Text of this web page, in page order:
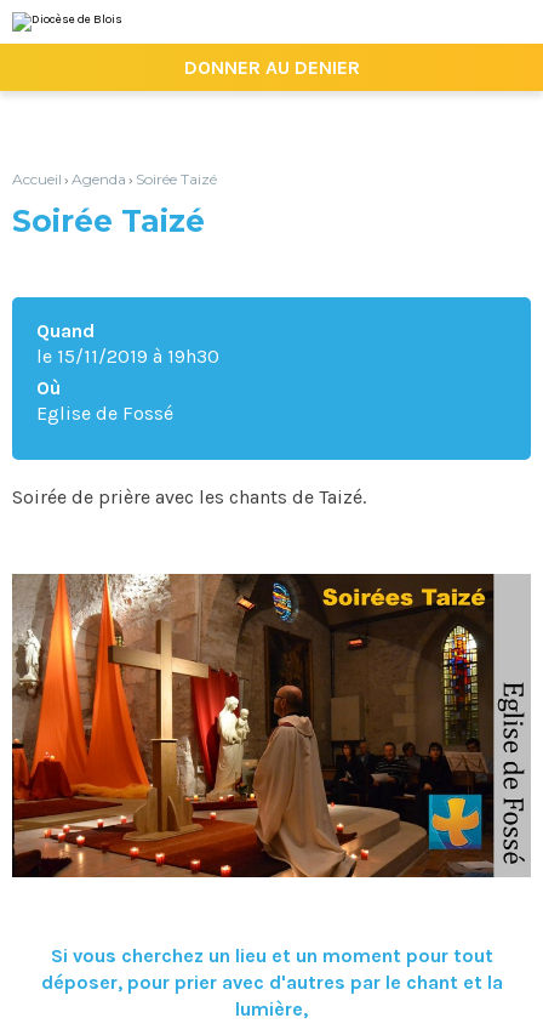
au
contenu.
la
personnels
DONNER AU DENIER
Accueil › Agenda › Soirée Taizé
Soirée Taizé
Quand
le 15/11/2019 à 19h30
Où
Eglise de Fossé
Soirée de prière avec les chants de Taizé.
Si vous cherchez un lieu et un moment pour tout
déposer, pour prier avec d'autres par le chant et la
lumière,